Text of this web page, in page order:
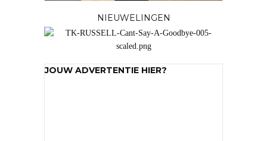
NIEUWELINGEN
JOUW ADVERTENTIE HIER?